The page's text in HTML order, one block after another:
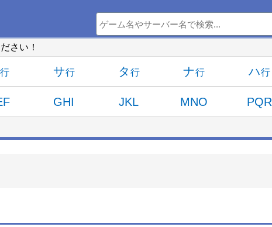
さい！
サ タ ナ ハ
GHI JKL MNO PQR